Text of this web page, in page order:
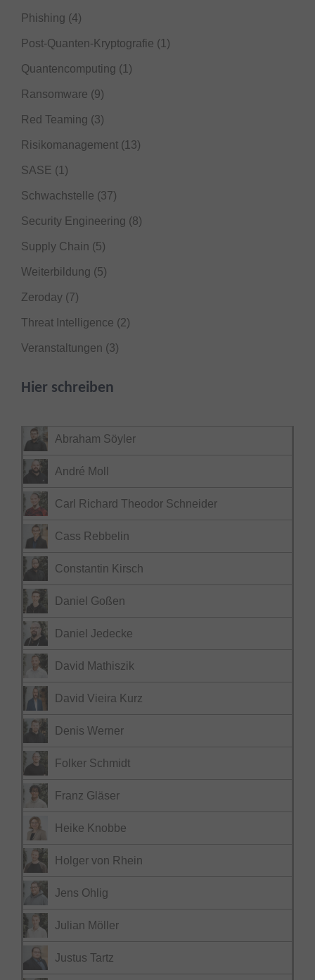
Phishing (4)
Post-Quanten-Kryptografie (1)
Quantencomputing (1)
Ransomware (9)
Red Teaming (3)
Risikomanagement (13)
SASE (1)
Schwachstelle (37)
Security Engineering (8)
Supply Chain (5)
Weiterbildung (5)
Zeroday (7)
Threat Intelligence (2)
Veranstaltungen (3)
Hier schreiben
Abraham Söyler
André Moll
Carl Richard Theodor Schneider
Cass Rebbelin
Constantin Kirsch
Daniel Goßen
Daniel Jedecke
David Mathiszik
David Vieira Kurz
Denis Werner
Folker Schmidt
Franz Gläser
Heike Knobbe
Holger von Rhein
Jens Ohlig
Julian Möller
Justus Tartz